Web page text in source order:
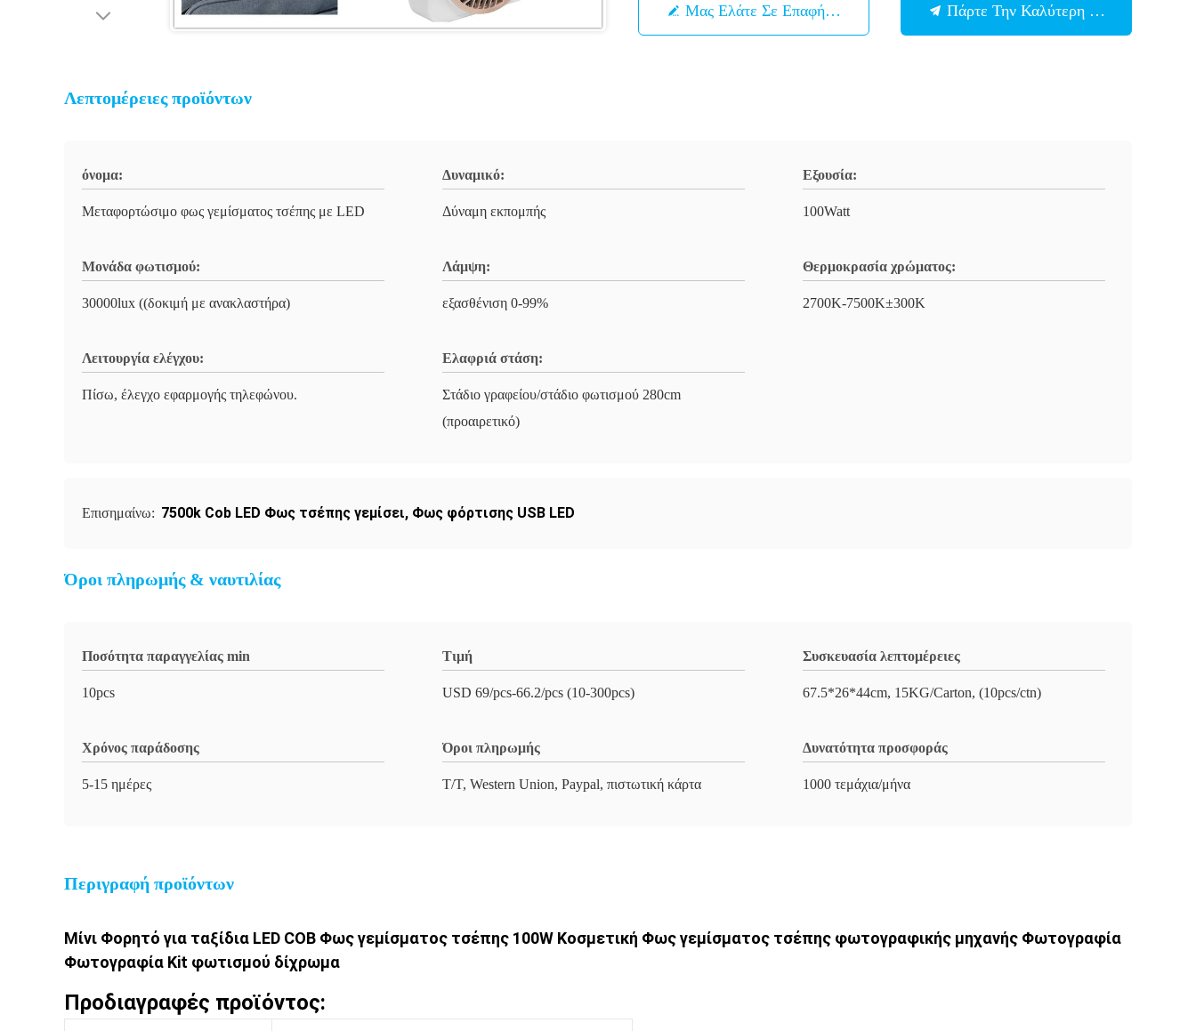
Μας Ελάτε Σε Επαφή Με Πάρτε Την Καλύτερη Τιμή
Λεπτομέρειες προϊόντων
όνομα:
Μεταφορτώσιμο φως γεμίσματος τσέπης με LED
Δυναμικό:
Δύναμη εκπομπής
Εξουσία:
100Watt
Μονάδα φωτισμού:
30000lux ((δοκιμή με ανακλαστήρα)
Λάμψη:
εξασθένιση 0-99%
Θερμοκρασία χρώματος:
2700K-7500K±300K
Λειτουργία ελέγχου:
Πίσω, έλεγχο εφαρμογής τηλεφώνου.
Ελαφριά στάση:
Στάδιο γραφείου/στάδιο φωτισμού 280cm
(προαιρετικό)
Επισημαίνω: 7500k Cob LED Φως τσέπης γεμίσει, Φως φόρτισης USB LED
Όροι πληρωμής & ναυτιλίας
Ποσότητα παραγγελίας min
10pcs
Τιμή
USD 69/pcs-66.2/pcs (10-300pcs)
Συσκευασία λεπτομέρειες
67.5*26*44cm, 15KG/Carton, (10pcs/ctn)
Χρόνος παράδοσης
5-15 ημέρες
Όροι πληρωμής
T/T, Western Union, Paypal, πιστωτική κάρτα
Δυνατότητα προσφοράς
1000 τεμάχια/μήνα
Περιγραφή προϊόντων
Μίνι Φορητό για ταξίδια LED COB Φως γεμίσματος τσέπης 100W Κοσμετική Φως γεμίσματος τσέπης φωτογραφικής μηχανής Φωτογραφία
Φωτογραφία Kit φωτισμού δίχρωμα
Προδιαγραφές προϊόντος: